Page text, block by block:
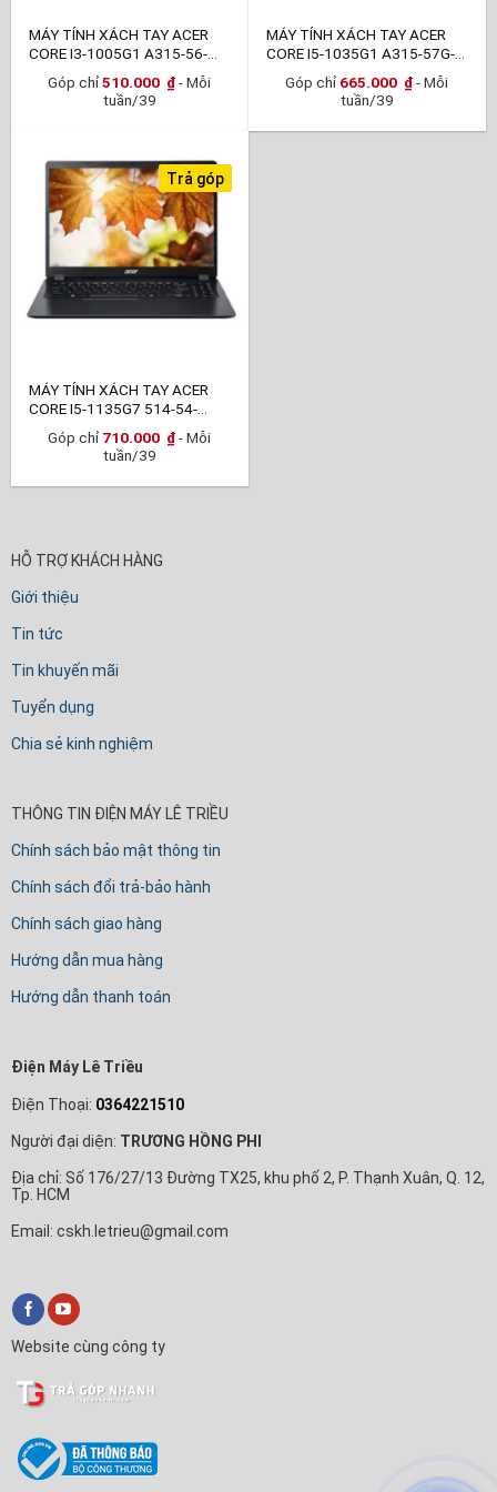
MÁY TÍNH XÁCH TAY ACER
CORE I3-1005G1 A315-56-
Góp chỉ510.000 ₫ - Mỗi
tuần/39
MÁY TÍNH XÁCH TAY ACER
CORE I5-1035G1 A315-57G-
Góp chỉ 665.000 ₫ - Mỗi
tuần/39
Trả góp
MÁY TÍNH XÁCH TAY ACER
CORE I5-1135G7 514-54-
Góp chỉ 710.000 ₫ - Mỗi
tuần/39
HỖ TRỢ KHÁCH HÀNG
Giới thiệu
Tin tức
Tin khuyến mãi
Tuyển dụng
Chia sẻ kinh nghiệm
THÔNG TIN ĐIỆN MÁY LÊ TRIỀU
Chính sách bảo mật thông tin
Chính sách đổi trả-bảo hành
Chính sách giao hàng
Hướng dẫn mua hàng
Hướng dẫn thanh toán
Điện Máy Lê Triều
Điện Thoại: 0364221510
Người đại diện: TRƯƠNG HỒNG PHI
Địa chỉ: Số 176/27/13 Đường TX25, khu phố 2, P. Thạnh Xuân, Q. 12,
Tp. HCM
Email: cskh.letrieu@gmail.com
Website cùng công ty